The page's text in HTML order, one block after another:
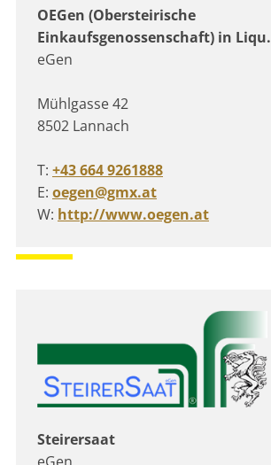
OEGen (Obersteirische
Einkaufsgenossenschaft) in Liqu.
eGen
Mühlgasse 42
8502 Lannach
T: +43 664 9261888
E: oegen@gmx.at
W: http://www.oegen.at
Steirersaat